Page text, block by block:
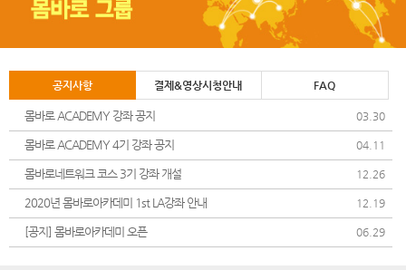
공지사항 결제&영상시청안내 FAQ
몸바로 ACADEMY 강좌 공지 03.30
몸바로 ACADEMY 4기 강좌 공지 04.11
몸바로네트워크 코스 3기 강좌 개설 12.26
2020년 몸바로아카데미 1st LA강좌 안내 12.19
[공지] 몸바로아카데미 오픈 06.29